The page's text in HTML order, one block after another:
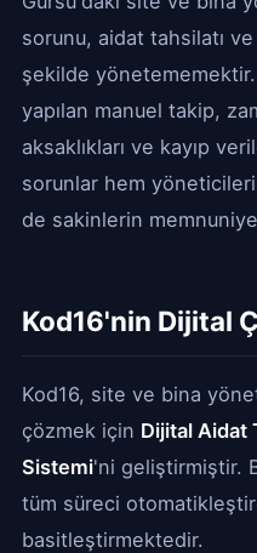
sorunu, aidat tahsilatı
şekilde
yapılan manuel takip,
aksaklıkları ve kayıp
sorunlar hem
de sakinlerin
Kod16'nin Dijital
Kod16, site ve bina
çözmek için Dijital Aidat
Sistemi'ni geliştirmiştir.
tüm süreci
basitleştirmektedir.